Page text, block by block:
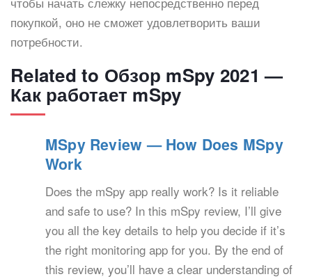
покупкой, оно не сможет удовлетворить ваши
потребности.
Related to Обзор mSpy 2021 —
Как работает mSpy
MSpy Review — How Does MSpy
Work
Does the mSpy app really work? Is it reliable
and safe to use? In this mSpy review, I’ll give
you all the key details to help you decide if it’s
the right monitoring app for you. By the end of
this review, you’ll have a clear understanding of